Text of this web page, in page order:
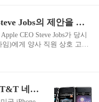
에서 Google Voice App 등록
고유의 전화 관련 인터
때문이라는 입장을 밝혔다
우리 직원은 채용하면 안돼, Steve Jobs의 제안을 거절한 Palm
CEO Steve Jobs가 당시
임)에게 양사 직원 상호 고용
다고 밝혔다. Bloomberg N
시기였다. 당시 투자와 함께
iPhone 3GS 만족도는 최고, AT&T 네트워크엔 최대 불만